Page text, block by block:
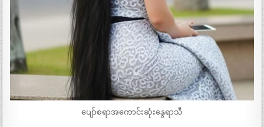
ပျော်စရာအကောင်းဆုံးနွေရာသီ